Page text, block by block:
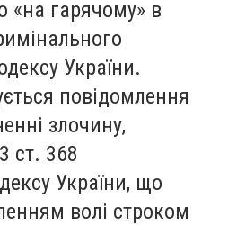
«на гарячому» в
України.
повідомлення
злочину,
ст. 368
України, що
волі строком